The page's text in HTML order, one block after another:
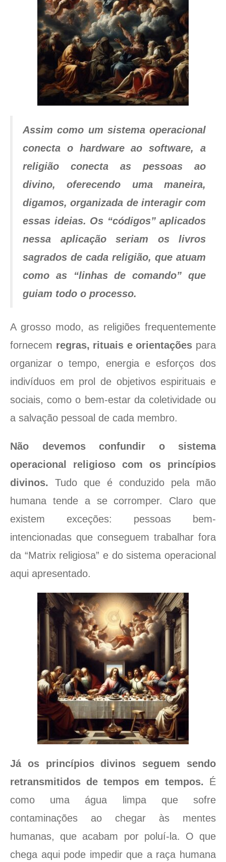
Assim como um sistema operacional
conecta o hardware ao software, a
religião conecta as pessoas ao
divino, oferecendo uma maneira,
digamos, organizada de interagir com
essas ideias. Os “códigos” aplicados
nessa aplicação seriam os livros
sagrados de cada religião, que atuam
como as “linhas de comando” que
guiam todo o processo.
A grosso modo, as religiões frequentemente
fornecem regras, rituais e orientações para
organizar o tempo, energia e esforços dos
indivíduos em prol de objetivos espirituais e
sociais, como o bem-estar da coletividade ou
a salvação pessoal de cada membro.
Não devemos confundir o sistema
operacional religioso com os princípios
divinos. Tudo que é conduzido pela mão
humana tende a se corromper. Claro que
existem exceções: pessoas bem-
intencionadas que conseguem trabalhar fora
da “Matrix religiosa” e do sistema operacional
aqui apresentado.
Já os princípios divinos seguem sendo
retransmitidos de tempos em tempos. É
como uma água limpa que sofre
contaminações ao chegar às mentes
humanas, que acabam por poluí-la. O que
chega aqui pode impedir que a raça humana